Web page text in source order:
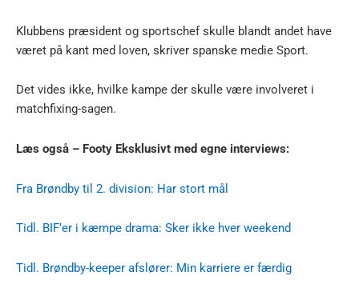
Klubbens præsident og sportschef skulle blandt andet have
været på kant med loven, skriver spanske medie Sport.
Det vides ikke, hvilke kampe der skulle være involveret i
matchfixing-sagen.
Læs også – Footy Eksklusivt med egne interviews:
Fra Brøndby til 2. division: Har stort mål
Tidl. BIF’er i kæmpe drama: Sker ikke hver weekend
Tidl. Brøndby-keeper afslører: Min karriere er færdig